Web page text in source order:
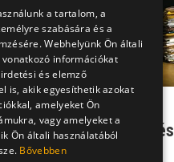
Behurcolt egzotikus
betegségek - álomkór és
társai Európában
a tartalom, a
szabására és a
Webhelyünk Ön általi
információkat
és elemző
is, akik egyesíthetik azokat
amelyeket Ön
vagy amelyeket a
Ön általi használatából
Bővebben